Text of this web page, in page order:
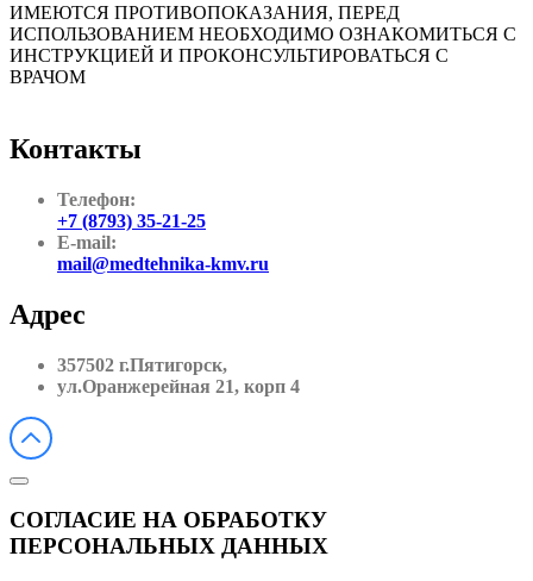
ИМЕЮТСЯ ПРОТИВОПОКАЗАНИЯ, ПЕРЕД
ИСПОЛЬЗОВАНИЕМ НЕОБХОДИМО ОЗНАКОМИТЬСЯ С
ИНСТРУКЦИЕЙ И ПРОКОНСУЛЬТИРОВАТЬСЯ С
ВРАЧОМ
Контакты
Телефон:
+7 (8793) 35-21-25
E-mail:
mail@medtehnika-kmv.ru
Адрес
357502 г.Пятигорск,
ул.Оранжерейная 21, корп 4
СОГЛАСИЕ НА ОБРАБОТКУ
ПЕРСОНАЛЬНЫХ ДАННЫХ